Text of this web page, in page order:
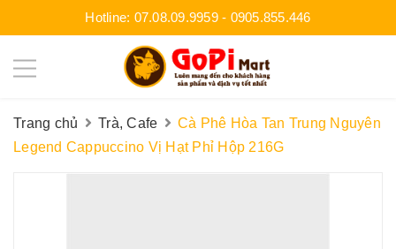
Hotline: 07.08.09.9959- 0905.855.446
Trang chủ Trà, Cafe
Cà Phê Hòa Tan Trung Nguyên
Legend Cappuccino Vị Hạt Phỉ Hộp 216G